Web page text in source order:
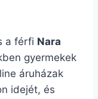
a férfi Nara
gyermekek
áruházak
idejét, és